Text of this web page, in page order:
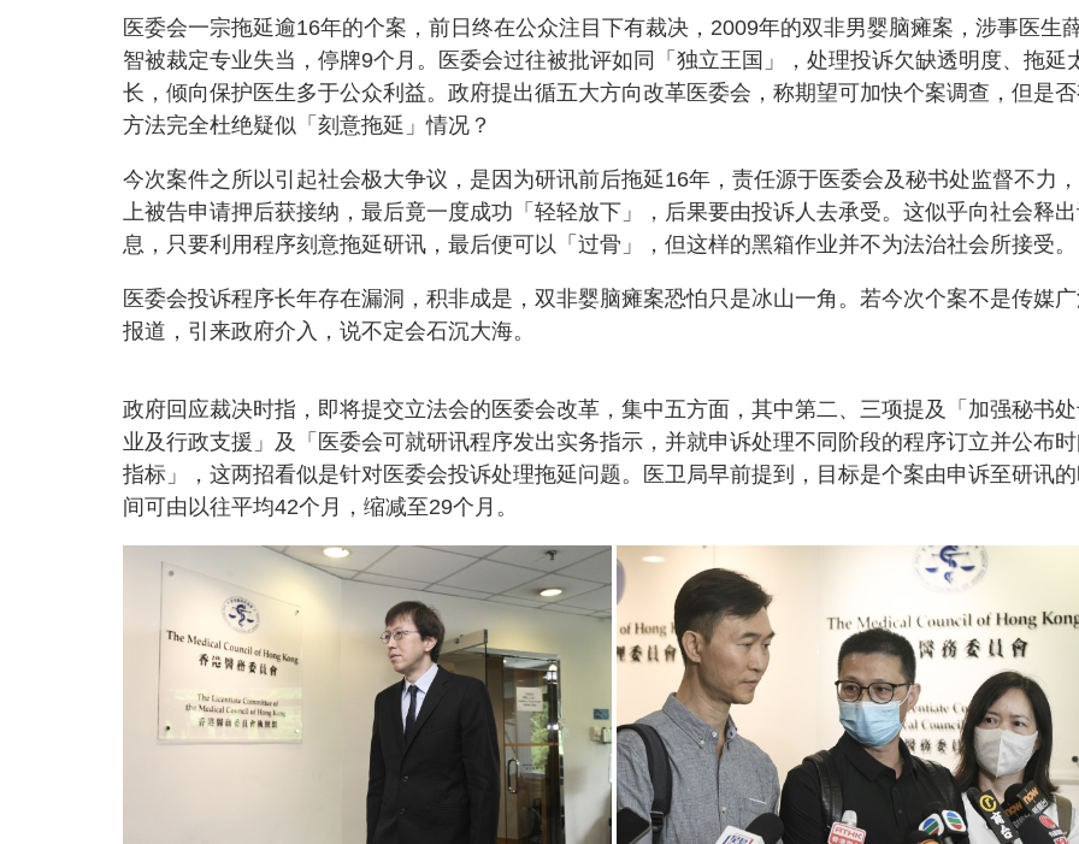
医委会一宗拖延逾16年的个案，前日终在公众注目下有裁决，2009年的双非男婴脑瘫案，涉事医生
智被裁定专业失当，停牌9个月。医委会过往被批评如同「独立王国」，处理投诉欠缺透明度、拖延
长，倾向保护医生多于公众利益。政府提出循五大方向改革医委会，称期望可加快个案调查，但是
方法完全杜绝疑似「刻意拖延」情况？
今次案件之所以引起社会极大争议，是因为研讯前后拖延16年，责任源于医委会及秘书处监督不力
上被告申请押后获接纳，最后竟一度成功「轻轻放下」，后果要由投诉人去承受。这似乎向社会释
息，只要利用程序刻意拖延研讯，最后便可以「过骨」，但这样的黑箱作业并不为法治社会所接受。
医委会投诉程序长年存在漏洞，积非成是，双非婴脑瘫案恐怕只是冰山一角。若今次个案不是传媒广
报道，引来政府介入，说不定会石沉大海。
政府回应裁决时指，即将提交立法会的医委会改革，集中五方面，其中第二、三项提及「加强秘书
业及行政支援」及「医委会可就研讯程序发出实务指示，并就申诉处理不同阶段的程序订立并公布时
指标」，这两招看似是针对医委会投诉处理拖延问题。医卫局早前提到，目标是个案由申诉至研讯
间可由以往平均42个月，缩减至29个月。